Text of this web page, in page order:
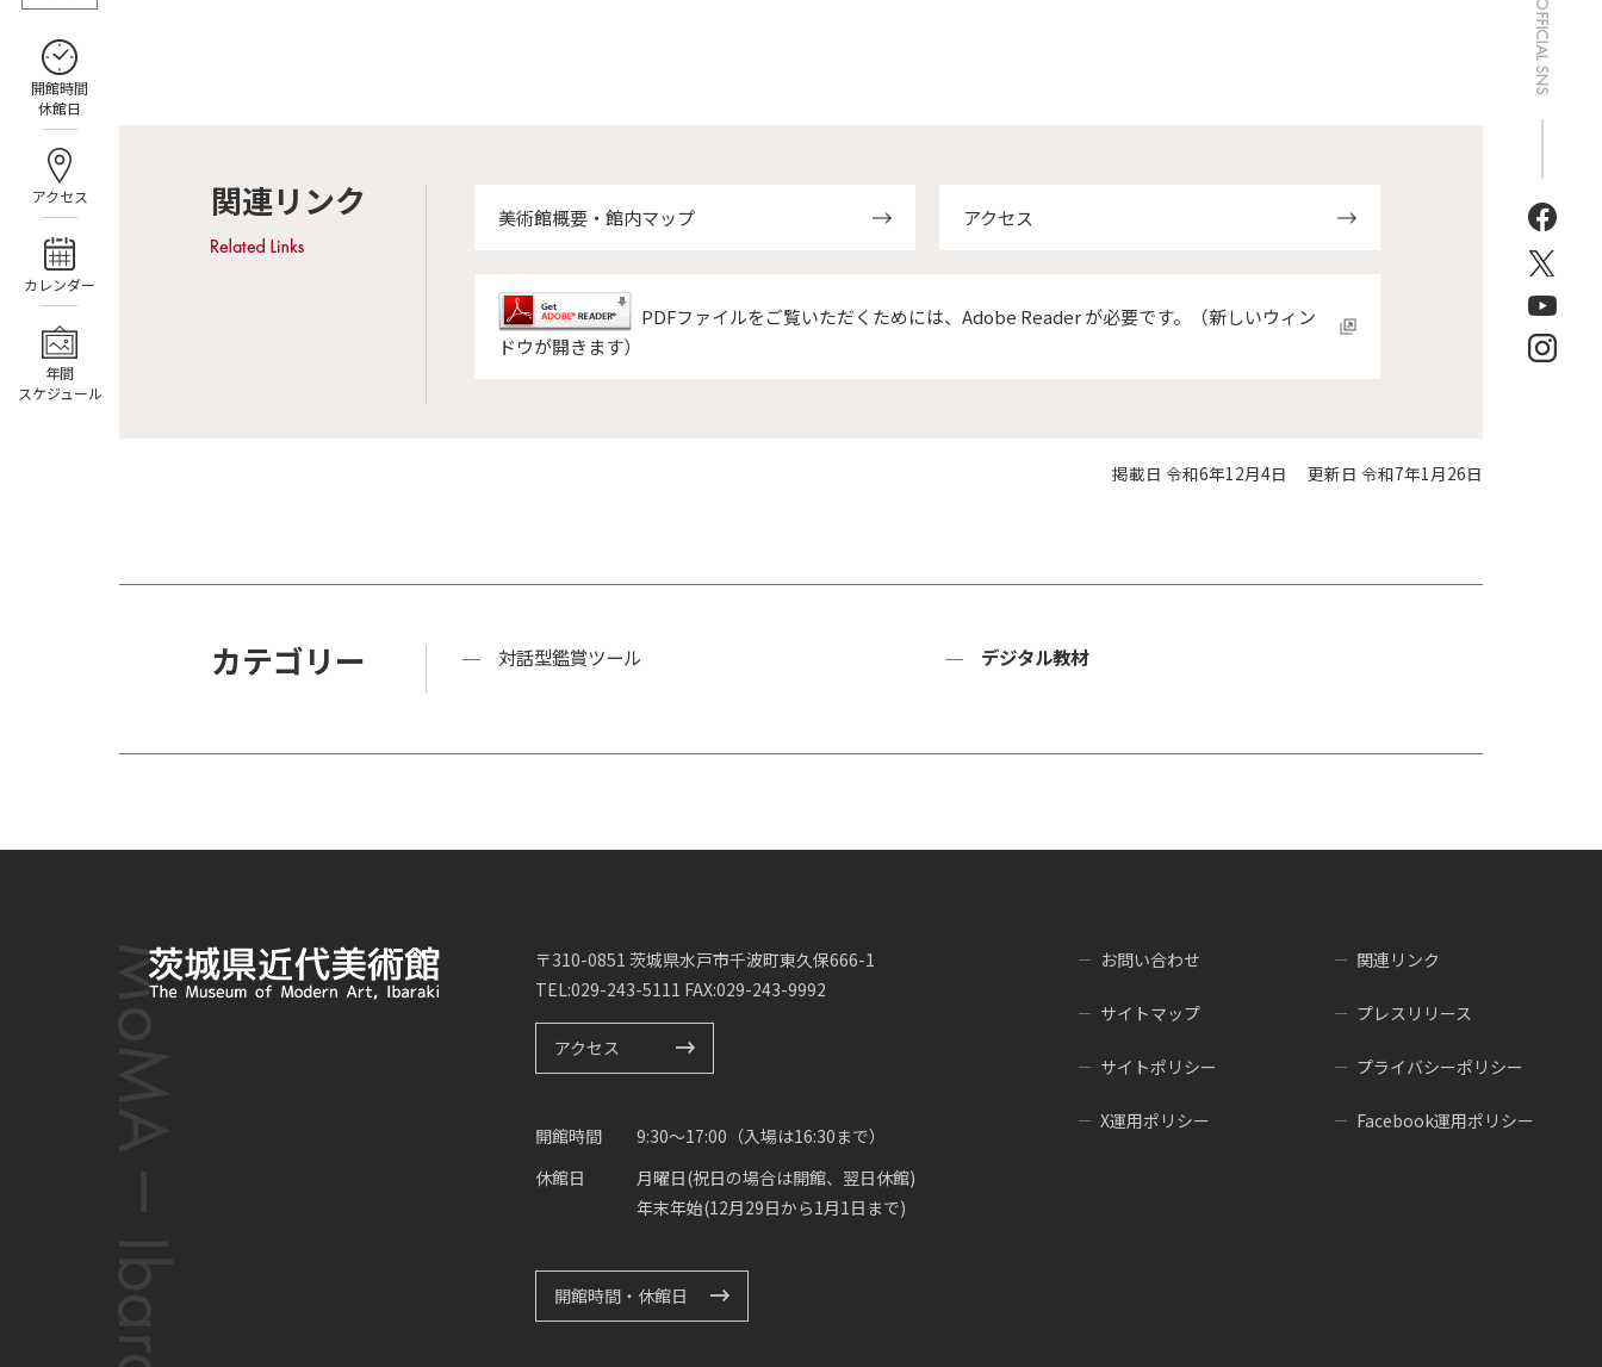
開館時間
休館日
アクセス
カレンダー
年間
スケジュール
関連リンク 美術館概要・館内マップ アクセス
PDFファイルをご覧いただくためには、Adobe Reader が必要です。（新しいウィン
ドウが開きます）
掲載日 令和6年12月4日 更新日 令和7年1月26日
カテゴリー 対話型鑑賞ツール デジタル教材
〒310-0851 茨城県水戸市千波町東久保666-1
TEL:029-243-5111 FAX:029-243-9992
アクセス
開館時間
9:30～17:00（入場は16:30まで）
休館日
月曜日(祝日の場合は開館、翌日休館)
年末年始(12月29日から1月1日まで)
開館時間・休館日
お問い合わせ 関連リンク
サイトマップ プレスリリース
サイトポリシー プライバシーポリシー
X運用ポリシー Facebook運用ポリシー